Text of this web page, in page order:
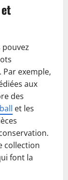
exemple,
aux
des
et les
collection
font la